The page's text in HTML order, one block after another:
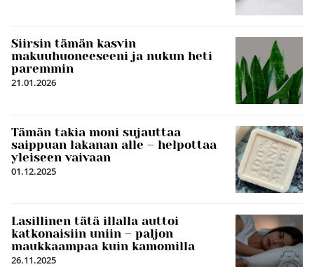
Siirsin tämän kasvin
makuuhuoneeseeni ja nukun heti
paremmin
21.01.2026
Tämän takia moni sujauttaa
saippuan lakanan alle – helpottaa
yleiseen vaivaan
01.12.2025
Lasillinen tätä illalla auttoi
katkonaisiin uniin – paljon
maukkaampaa kuin kamomilla
26.11.2025